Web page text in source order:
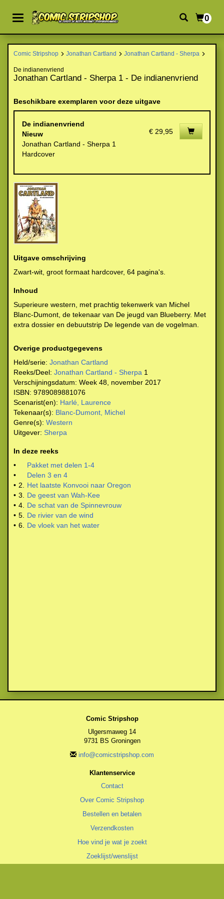
0
Comic Stripshop Jonathan Cartland Jonathan Cartland - Sherpa
De indianenvriend
Jonathan Cartland - Sherpa 1 - De indianenvriend
Beschikbare exemplaren voor deze uitgave
De indianenvriend
Nieuw
Jonathan Cartland - Sherpa 1
Hardcover
€ 29,95
Uitgave omschrijving
Zwart-wit, groot formaat hardcover, 64 pagina's.
Inhoud
Superieure western, met prachtig tekenwerk van Michel
Blanc-Dumont, de tekenaar van De jeugd van Blueberry. Met
extra dossier en debuutstrip De legende van de vogelman.
Overige productgegevens
Held/serie: Jonathan Cartland
Reeks/Deel: Jonathan Cartland - Sherpa 1
Verschijningsdatum: Week 48, november 2017
ISBN: 9789089881076
Scenarist(en): Harlé, Laurence
Tekenaar(s): Blanc-Dumont, Michel
Genre(s): Western
Uitgever: Sherpa
In deze reeks
•
Pakket met delen 1-4
•
Delen 3 en 4
• 2.
Het laatste Konvooi naar Oregon
• 3.
De geest van Wah-Kee
• 4.
De schat van de Spinnevrouw
• 5.
De rivier van de wind
• 6. De vloek van het water
Comic Stripshop
Ulgersmaweg 14
9731 BS Groningen
info@comicstripshop.com
Klantenservice
Contact
Over Comic Stripshop
Bestellen en betalen
Verzendkosten
Hoe vind je wat je zoekt
Zoeklijst/wenslijst